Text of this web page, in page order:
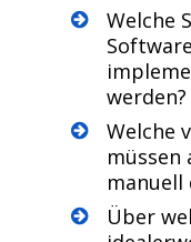
Welche
werden?
Welche
manuell
Über